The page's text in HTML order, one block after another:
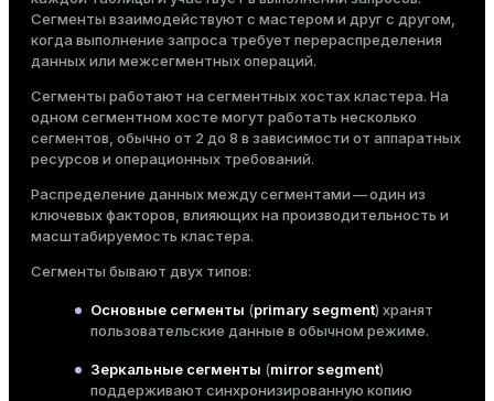
Сегменты взаимодействуют с мастером и друг с другом,
когда выполнение запроса требует перераспределения
данных или межсегментных операций.
Сегменты работают на сегментных хостах кластера. На
одном сегментном хосте могут работать несколько
сегментов, обычно от 2 до 8 в зависимости от аппаратных
ресурсов и операционных требований.
Распределение данных между сегментами — один из
ключевых факторов, влияющих на производительность и
масштабируемость кластера.
Сегменты бывают двух типов:
Основные сегменты (primary segment) хранят
пользовательские данные в обычном режиме.
Зеркальные сегменты (mirror segment)
поддерживают синхронизированную копию